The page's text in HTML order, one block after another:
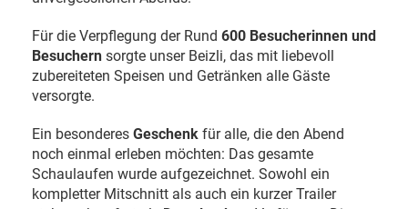
Für die Verpflegung der Rund 600 Besucherinnen und
Besuchern sorgte unser Beizli, das mit liebevoll
zubereiteten Speisen und Getränken alle Gäste
versorgte.
Ein besonderes Geschenk für alle, die den Abend
noch einmal erleben möchten: Das gesamte
Schaulaufen wurde aufgezeichnet. Sowohl ein
kompletter Mitschnitt als auch ein kurzer Trailer